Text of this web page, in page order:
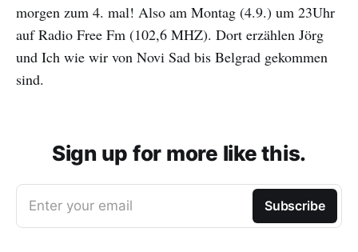
morgen zum 4. mal! Also am Montag (4.9.) um 23Uhr
auf Radio Free Fm (102,6 MHZ). Dort erzählen Jörg
und Ich wie wir von Novi Sad bis Belgrad gekommen
sind.
Sign up for more like this.
Enter your email Subscribe